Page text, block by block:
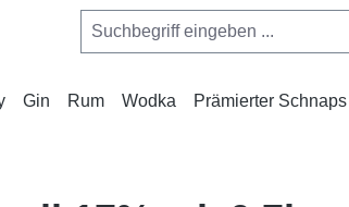
Gin Rum Wodka Prämierter Schnaps